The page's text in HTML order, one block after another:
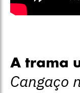
A trama
Cangaço